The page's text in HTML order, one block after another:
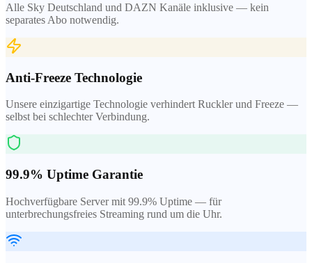
Alle Sky Deutschland und DAZN Kanäle inklusive — kein
separates Abo notwendig.
Anti-Freeze Technologie
Unsere einzigartige Technologie verhindert Ruckler und Freeze —
selbst bei schlechter Verbindung.
99.9% Uptime Garantie
Hochverfügbare Server mit 99.9% Uptime — für
unterbrechungsfreies Streaming rund um die Uhr.